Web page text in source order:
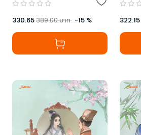
330.65389.00บาท -15 % 322.15